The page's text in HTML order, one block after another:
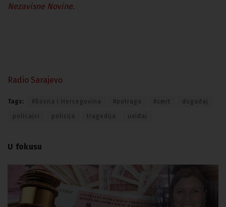
Nezavisne Novine.
Radio Sarajevo
Tags: #Bosna i Hercegovina #potraga #smrt događaj
policajci policija tragedija uviđaj
U fokusu